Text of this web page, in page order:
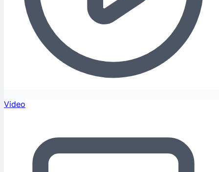
Video